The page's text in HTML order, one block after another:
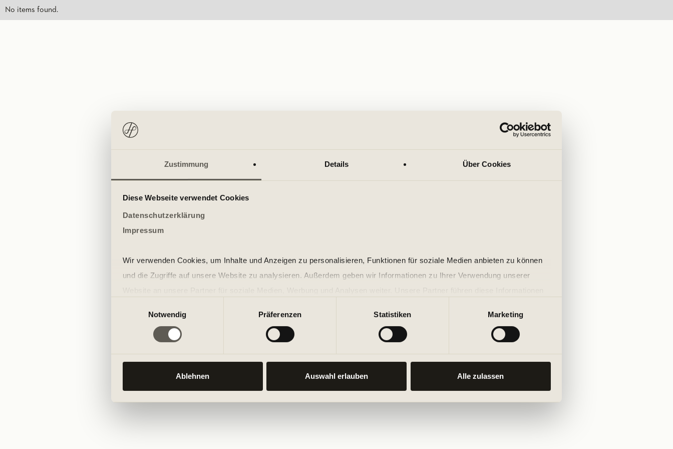
Zustimmung Details Über Cookies
Diese Webseite verwendet Cookies
Datenschutzerklärung
Impressum
Wir verwenden Cookies, um Inhalte und Anzeigen zu personalisieren, Funktionen für soziale Medien anbieten zu können
und die Zugriffe auf unsere Website zu analysieren. Außerdem geben wir Informationen zu Ihrer Verwendung unserer
der Dienste gesammelt haben.
Notwendig
Präferenzen Statistiken Marketing
Ablehnen Auswahl erlauben Alle zulassen
No items found.